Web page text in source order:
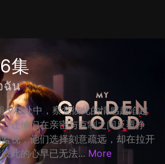
集
ฉัน
相处中，察觉彼此的情感越陷越
让他们在亲密与克制之间反覆挣
视，他们选择刻意疏远，却在拉开
此的心早已无法... More